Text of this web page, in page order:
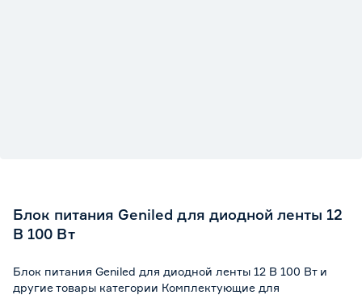
Блок питания Geniled для диодной ленты 12
В 100 Вт
Блок питания Geniled для диодной ленты 12 В 100 Вт и
другие товары категории Комплектующие для